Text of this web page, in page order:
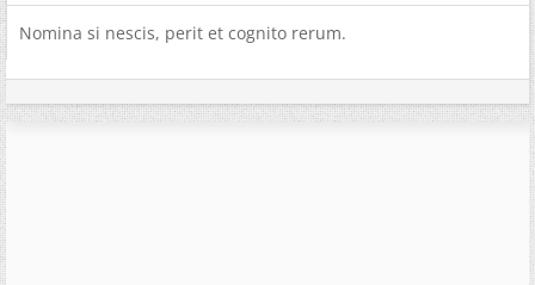
Nomina si nescis, perit et cognito rerum.